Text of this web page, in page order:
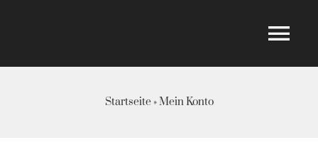
Home
Startseite»Mein Konto